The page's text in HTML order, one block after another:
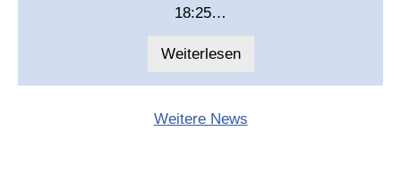
18:25…
Weiterlesen
Weitere News